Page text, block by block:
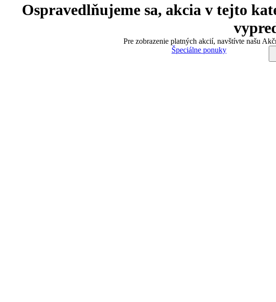
Ospravedlňujeme sa, akcia v tejto
Pre zobrazenie platných akcií, navštívte našu
Špeciálne ponuky